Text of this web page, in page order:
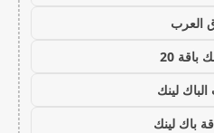
العرب
باقة 20
الباك لينك
باك لينك